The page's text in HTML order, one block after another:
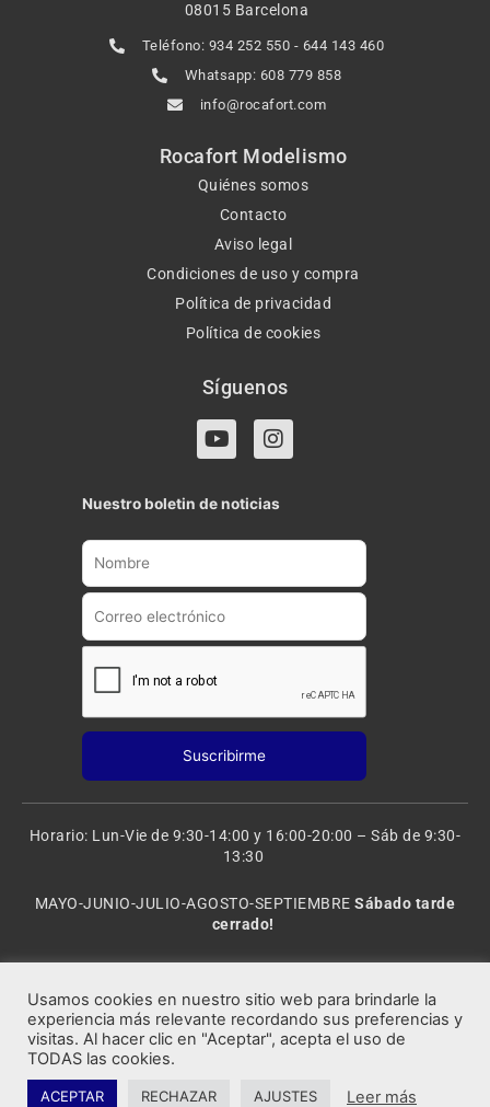
08015 Barcelona
Teléfono: 934 252 550 - 644 143 460
Whatsapp: 608 779 858
info@rocafort.com
Rocafort Modelismo
Quiénes somos
Contacto
Aviso legal
Condiciones de uso y compra
Política de privacidad
Política de cookies
Síguenos
Y
o
t
u
b
I
n
t
a
g
a
Nuestro boletin de noticias
Horario: Lun-Vie de 9:30-14:00 y 16:00-20:00 – Sáb de 9:30-
13:30
MAYO-JUNIO-JULIO-AGOSTO-SEPTIEMBRESábado tarde
cerrado!
Rocafort Modelismo | Copyright 2021 © Todos los derechos
Usamos cookies en nuestro sitio web para brindarle la
experiencia más relevante recordando sus preferencias y
visitas. Al hacer clic en "Aceptar", acepta el uso de
TODAS las cookies.
ACEPTAR RECHAZAR AJUSTES Leer más